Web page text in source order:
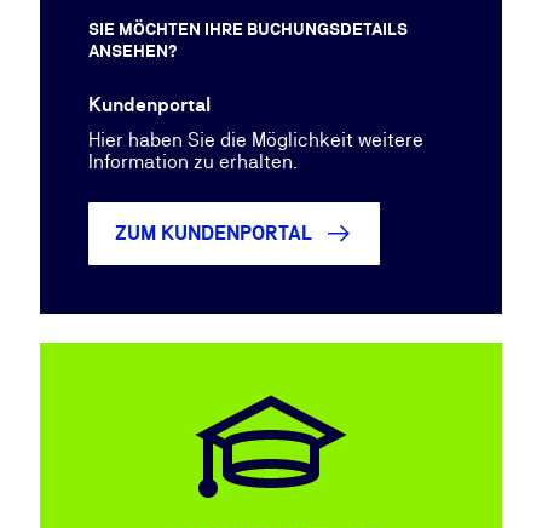
SIE MÖCHTEN IHRE BUCHUNGSDETAILS
ANSEHEN?
Kundenportal
Hier haben Sie die Möglichkeit weitere
Information zu erhalten.
ZUM KUNDENPORTAL